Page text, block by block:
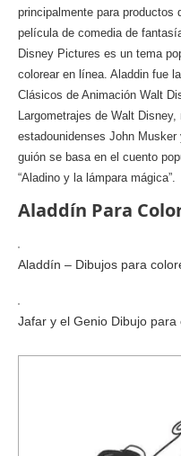
principalmente para productos
película de comedia de
Disney Pictures es un tema
colorear en línea. Aladdin fue
Clásicos de Animación Walt
Largometrajes de Walt
estadounidenses John
guión se basa en el cuento
“Aladino y la lámpara mágica”.
Aladdín Para
Aladdín – Dibujos para
Jafar y el Genio Dibujo